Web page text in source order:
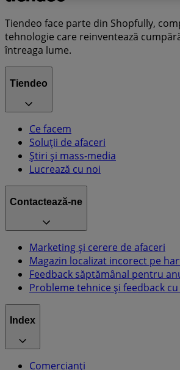
Tiendeo face parte din Shopfully,
tehnologie care reinventează
întreaga lume.
Tiendeo
Ce facem
Soluții de afaceri
Știri și mass-media
Lucrează cu noi
Contactează-ne
Marketing și cerere de afaceri
Magazin localizat incorect pe
Feedback săptămânal pentru
Probleme tehnice și feedback
Index
Comercianți